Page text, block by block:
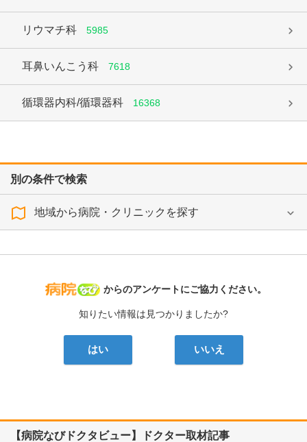
リウマチ科 5985
耳鼻いんこう科 7618
循環器内科/循環器科 16368
別の条件で検索
地域から病院・クリニックを探す
病院なび
からのアンケートにご協力ください。
知りたい情報は見つかりましたか?
はい いいえ
【病院なびドクタビュー】ドクター取材記事